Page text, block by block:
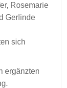
Rosemarie
Gerlinde
sich
ergänzten